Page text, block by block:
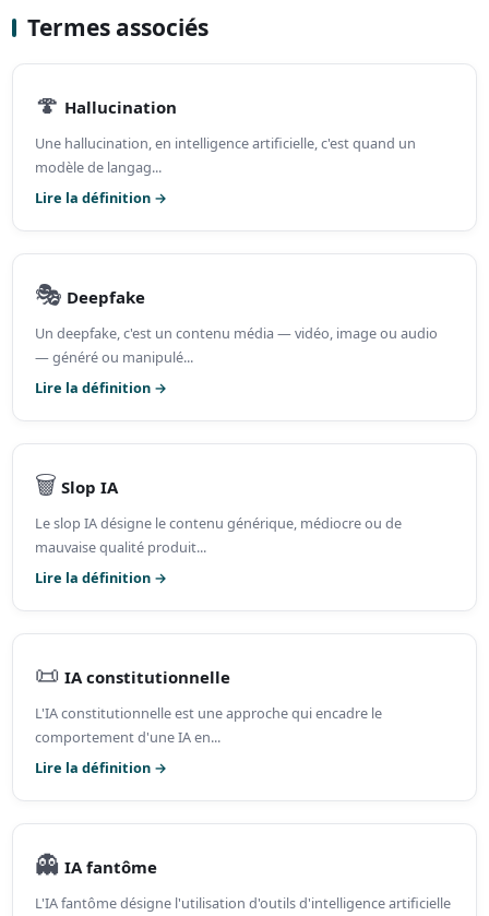
Termes associés
🍄 Hallucination
Une hallucination, en intelligence artificielle, c'est quand un
modèle de langag...
Lire la définition →
🎭 Deepfake
Un deepfake, c'est un contenu média — vidéo, image ou audio
— généré ou manipulé...
Lire la définition →
🗑️ Slop IA
Le slop IA désigne le contenu générique, médiocre ou de
mauvaise qualité produit...
Lire la définition →
📜 IA constitutionnelle
L'IA constitutionnelle est une approche qui encadre le
comportement d'une IA en...
Lire la définition →
👻 IA fantôme
L'IA fantôme désigne l'utilisation d'outils d'intelligence artificielle